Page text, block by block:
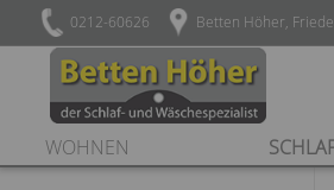
0212-60626 Betten Höher,
WOHNEN